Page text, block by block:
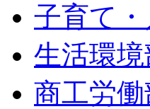
子育て
生活環境
商工労働